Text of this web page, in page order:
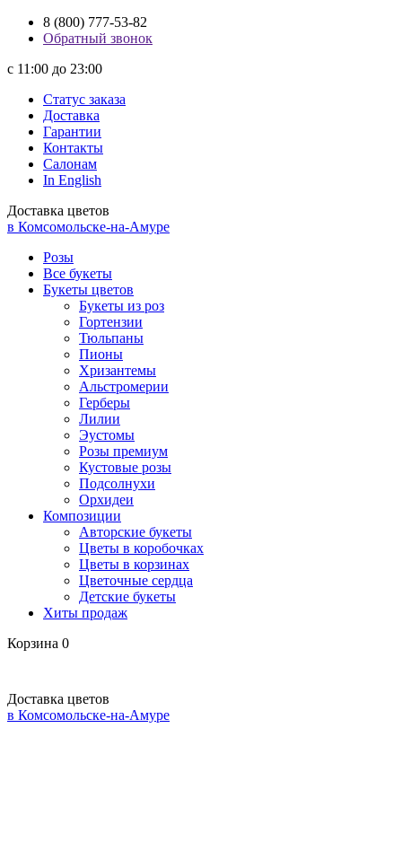
8 (800) 777-53-82
Обратный звонок
с 11:00 до 23:00
Статус заказа
Доставка
Гарантии
Контакты
Салонам
In English
Доставка цветов
в Комсомольске-на-Амуре
Розы
Все букеты
Букеты цветов
Букеты из роз
Гортензии
Тюльпаны
Пионы
Хризантемы
Альстромерии
Герберы
Лилии
Эустомы
Розы премиум
Кустовые розы
Подсолнухи
Орхидеи
Композиции
Авторские букеты
Цветы в коробочках
Цветы в корзинах
Цветочные сердца
Детские букеты
Хиты продаж
Корзина 0
Доставка цветов
в Комсомольске-на-Амуре